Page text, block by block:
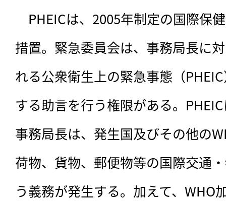
PHEICは、2005年制定の国際保
措置。緊急委員会は、事務局長に
れる公衆衛生上の緊急事態（
する助言を行う権限がある。
事務局長は、発生国及びその他の
荷物、貨物、郵便物等の国際交通
う義務が発生する。加えて、WHO